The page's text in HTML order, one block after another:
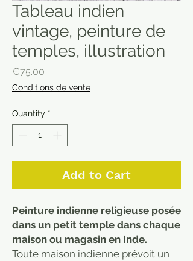
Tableau indien
vintage, peinture de
temples, illustration
€75.00
Conditions de vente
Quantity *
Add to Cart
Peinture indienne religieuse posée
dans un petit temple dans chaque
maison ou magasin en Inde.
Toute maison indienne prévoit un